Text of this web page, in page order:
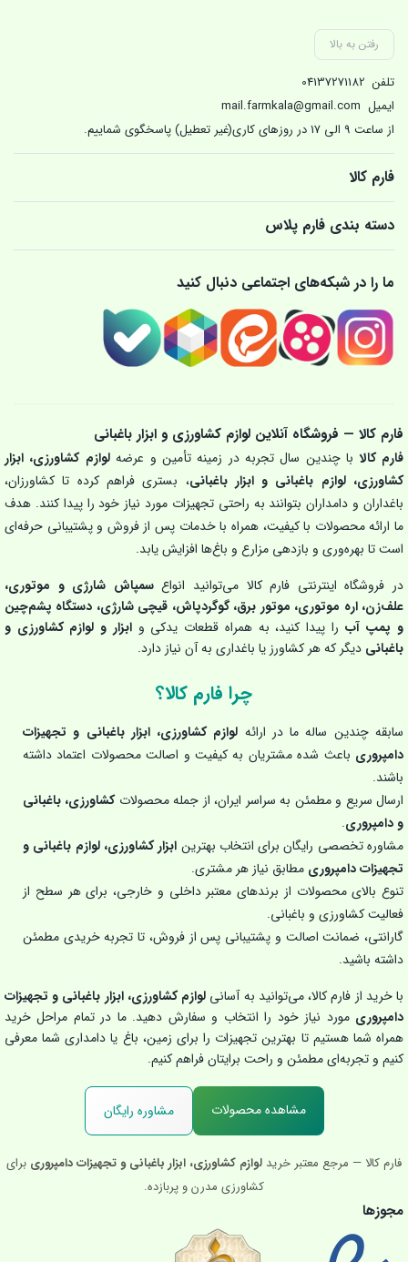
رفتن به بالا
تلفن 04137271182
ایمیل mail.farmkala@gmail.com
از ساعت 9 الی 17 در روزهای کاری(غیر تعطیل) پاسخگوی شماییم.
فارم کالا
دسته بندی فارم پلاس
ما را در شبکه‌های اجتماعی دنبال کنید
فارم کالا — فروشگاه آنلاین لوازم کشاورزی و ابزار باغبانی
فارم کالا با چندین سال تجربه در زمینه تأمین و عرضهلوازم کشاورزی، ابزار
کشاورزی، لوازم باغبانی و ابزار باغبانی، بستری فراهم کرده تا کشاورزان،
باغداران و دامداران بتوانند به راحتی تجهیزات مورد نیاز خود را پیدا کنند. هدف
ما ارائه محصولات با کیفیت، همراه با خدمات پس از فروش و پشتیبانی حرفه‌ای
است تا بهره‌وری و بازدهی مزارع و باغ‌ها افزایش یابد.
در فروشگاه اینترنتی فارم کالا می‌توانید انواعسمپاش شارژی و موتوری،
علف‌زن، اره موتوری، موتور برق، گوگردپاش، قیچی شارژی، دستگاه پشم‌چین
و پمپ آب را پیدا کنید، به همراه قطعات یدکی وابزار و لوازم کشاورزی و
باغبانی دیگر که هر کشاورز یا باغداری به آن نیاز دارد.
چرا فارم کالا؟
سابقه چندین ساله ما در ارائه لوازم کشاورزی، ابزار باغبانی و تجهیزات
دامپروری باعث شده مشتریان به کیفیت و اصالت محصولات اعتماد داشته
باشند.
ارسال سریع و مطمئن به سراسر ایران، از جمله محصولاتکشاورزی، باغبانی
و دامپروری.
مشاوره تخصصی رایگان برای انتخاب بهترین ابزار کشاورزی، لوازم باغبانی و
تجهیزات دامپروری مطابق نیاز هر مشتری.
تنوع بالای محصولات از برندهای معتبر داخلی و خارجی، برای هر سطح از
فعالیت کشاورزی و باغبانی.
گارانتی، ضمانت اصالت و پشتیبانی پس از فروش، تا تجربه خریدی مطمئن
داشته باشید.
با خرید از فارم کالا، می‌توانید به آسانی لوازم کشاورزی، ابزار باغبانی و تجهیزات
دامپروری مورد نیاز خود را انتخاب و سفارش دهید. ما در تمام مراحل خرید
همراه شما هستیم تا بهترین تجهیزات را برای زمین، باغ یا دامداری شما معرفی
کنیم و تجربه‌ای مطمئن و راحت برایتان فراهم کنیم.
مشاهده محصولات مشاوره رایگان
فارم کالا — مرجع معتبر خرید لوازم کشاورزی، ابزار باغبانی و تجهیزات دامپروری برای
کشاورزی مدرن و پربازده.
مجوزها